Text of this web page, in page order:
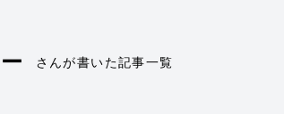
さんが書いた記事一覧